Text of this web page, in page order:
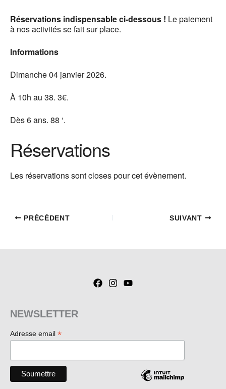
Réservations indispensable ci-dessous ! Le paiement
à nos activités se fait sur place.
Informations
Dimanche 04 janvier 2026.
À 10h au 38. 3€.
Dès 6 ans. 88 ‘.
Réservations
Les réservations sont closes pour cet évènement.
PRÉCÉDENT SUIVANT
NEWSLETTER
Adresse email *